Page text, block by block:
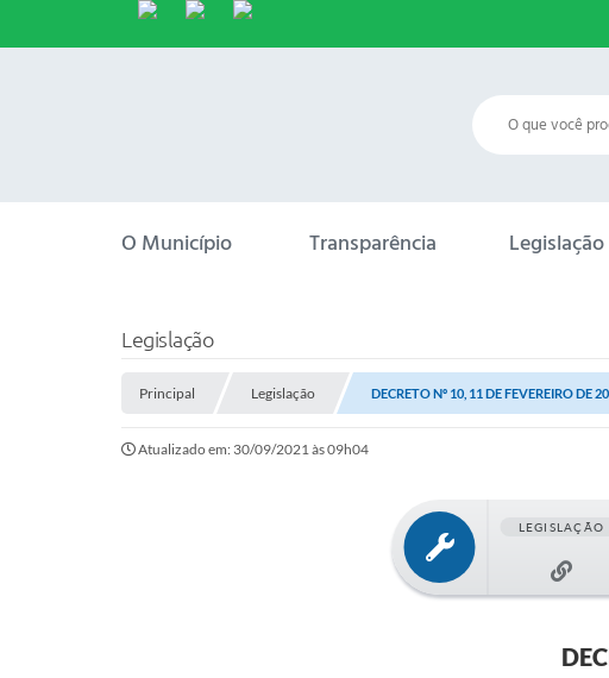
O Município Transparência Legislação
Legislação
Principal Legislação DECRETO Nº 10, 11 DE FEVEREIRO DE
Atualizado em: 30/09/2021 às 09h04
LEGISLAÇÃO